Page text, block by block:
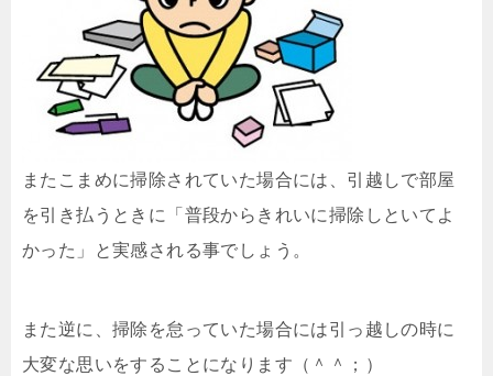
またこまめに掃除されていた場合には、引越しで部屋
を引き払うときに「普段からきれいに掃除しといてよ
かった」と実感される事でしょう。
また逆に、掃除を怠っていた場合には引っ越しの時に
大変な思いをすることになります（＾＾；）